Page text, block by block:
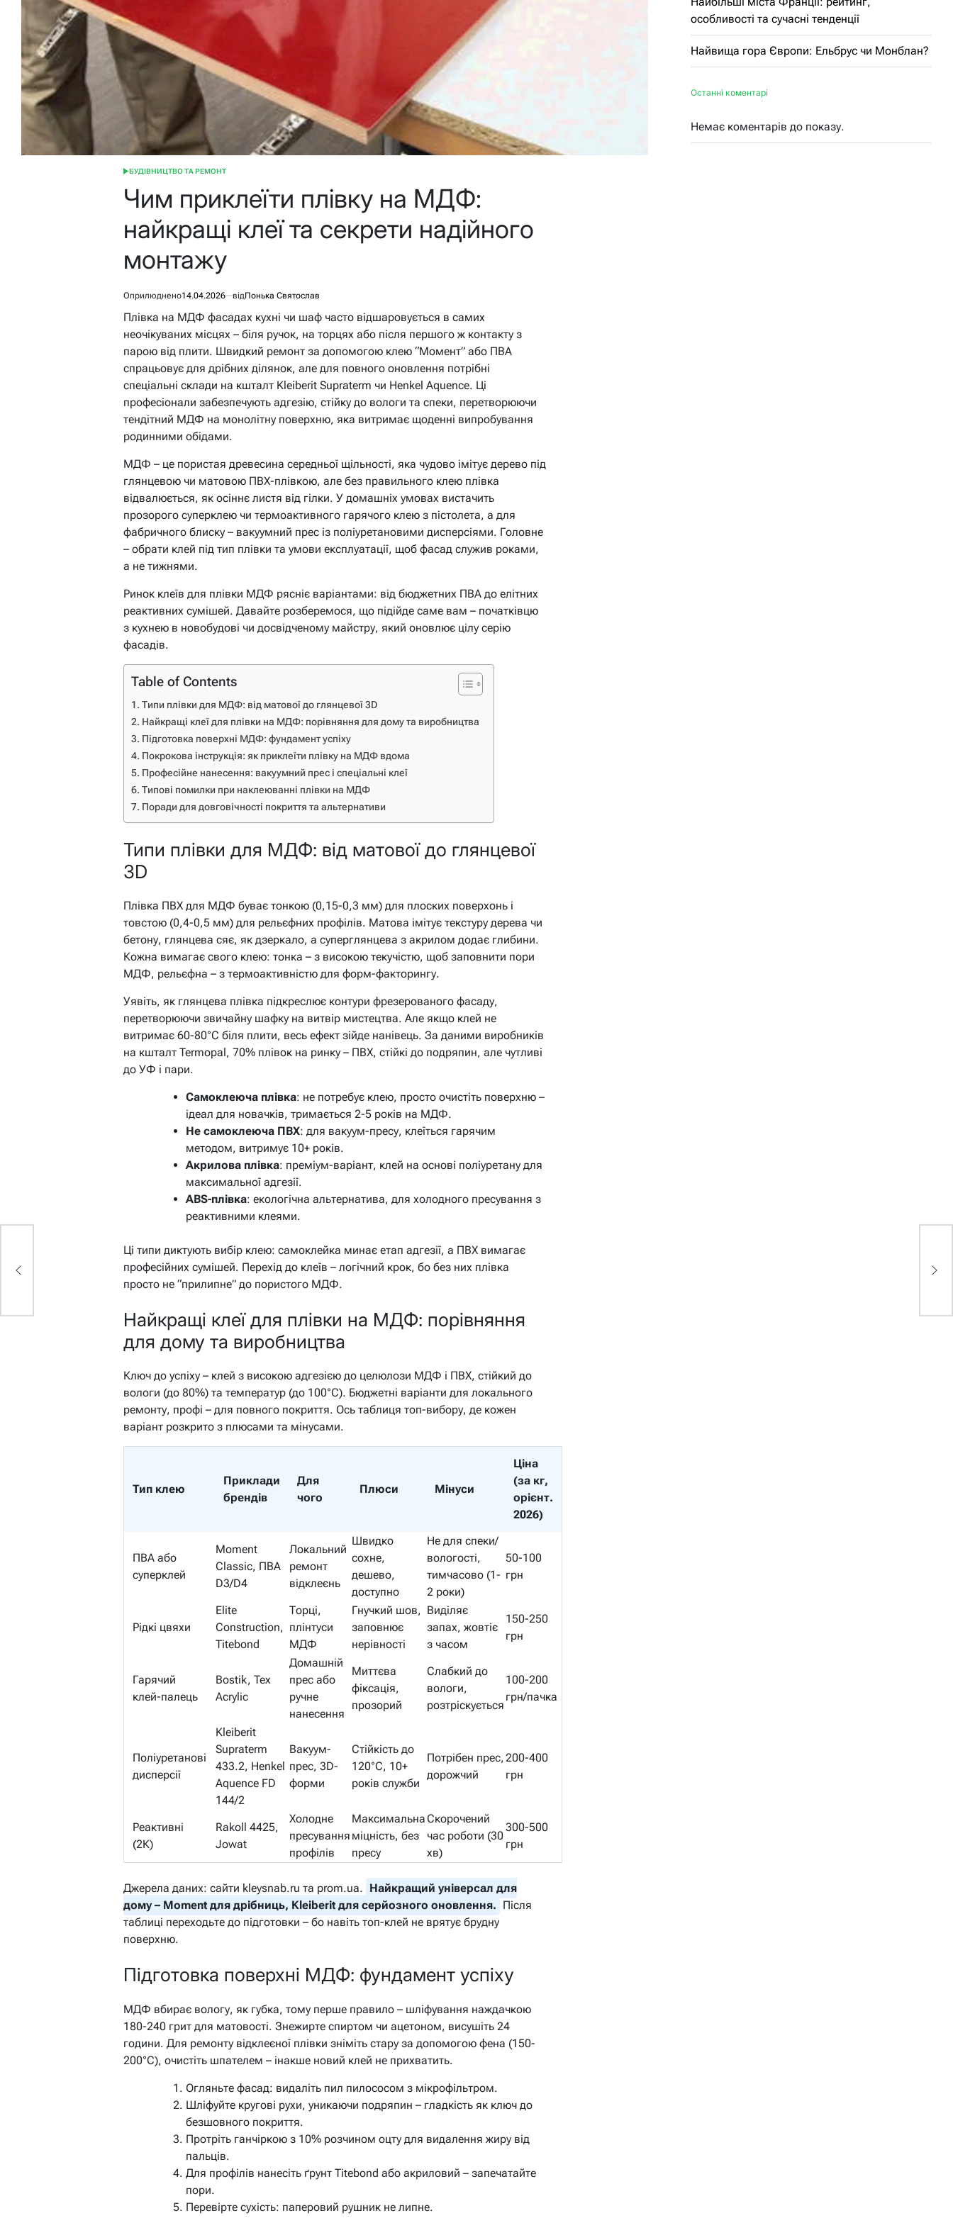
ОПУБЛІКУВАТИ
БУДІВНИЦТВО ТА РЕМОНТ
Чим приклеїти плівку на МДФ:
найкращі клеї та секрети надійного
монтажу
Оприлюднено14.04.2026 відПонька Святослав
Плівка на МДФ фасадах кухні чи шаф часто відшаровується в самих
неочікуваних місцях – біля ручок, на торцях або після першого ж контакту з
парою від плити. Швидкий ремонт за допомогою клею “Момент” або ПВА
спрацьовує для дрібних ділянок, але для повного оновлення потрібні
спеціальні склади на кшталт Kleiberit Supraterm чи Henkel Aquence. Ці
професіонали забезпечують адгезію, стійку до вологи та спеки, перетворюючи
тендітний МДФ на монолітну поверхню, яка витримає щоденні випробування
родинними обідами.
МДФ – це пористая древесина середньої щільності, яка чудово імітує дерево під
глянцевою чи матовою ПВХ-плівкою, але без правильного клею плівка
відвалюється, як осіннє листя від гілки. У домашніх умовах вистачить
прозорого суперклею чи термоактивного гарячого клею з пістолета, а для
фабричного блиску – вакуумний прес із поліуретановими дисперсіями. Головне
– обрати клей під тип плівки та умови експлуатації, щоб фасад служив роками,
а не тижнями.
Ринок клеїв для плівки МДФ рясніє варіантами: від бюджетних ПВА до елітних
реактивних сумішей. Давайте розберемося, що підійде саме вам – початківцю
з кухнею в новобудові чи досвідченому майстру, який оновлює цілу серію
фасадів.
Table of Contents
Типи плівки для МДФ: від матової до глянцевої 3D
Найкращі клеї для плівки на МДФ: порівняння для дому та виробництва
Підготовка поверхні МДФ: фундамент успіху
Покрокова інструкція: як приклеїти плівку на МДФ вдома
Професійне нанесення: вакуумний прес і спеціальні клеї
Типові помилки при наклеюванні плівки на МДФ
Поради для довговічності покриття та альтернативи
Типи плівки для МДФ: від матової до глянцевої
3D
Плівка ПВХ для МДФ буває тонкою (0,15-0,3 мм) для плоских поверхонь і
товстою (0,4-0,5 мм) для рельєфних профілів. Матова імітує текстуру дерева чи
бетону, глянцева сяє, як дзеркало, а суперглянцева з акрилом додає глибини.
Кожна вимагає свого клею: тонка – з високою текучістю, щоб заповнити пори
МДФ, рельєфна – з термоактивністю для форм-факторингу.
Уявіть, як глянцева плівка підкреслює контури фрезерованого фасаду,
перетворюючи звичайну шафку на витвір мистецтва. Але якщо клей не
витримає 60-80°C біля плити, весь ефект зійде нанівець. За даними виробників
на кшталт Termopal, 70% плівок на ринку – ПВХ, стійкі до подряпин, але чутливі
до УФ і пари.
Самоклеюча плівка: не потребує клею, просто очистіть поверхню –
ідеал для новачків, тримається 2-5 років на МДФ.
Не самоклеюча ПВХ: для вакуум-пресу, клеїться гарячим
методом, витримує 10+ років.
Акрилова плівка: преміум-варіант, клей на основі поліуретану для
максимальної адгезії.
ABS-плівка: екологічна альтернатива, для холодного пресування з
реактивними клеями.
Ці типи диктують вибір клею: самоклейка минає етап адгезії, а ПВХ вимагає
професійних сумішей. Перехід до клеїв – логічний крок, бо без них плівка
просто не “прилипне” до пористого МДФ.
Найкращі клеї для плівки на МДФ: порівняння
для дому та виробництва
Ключ до успіху – клей з високою адгезією до целюлози МДФ і ПВХ, стійкий до
вологи (до 80%) та температур (до 100°C). Бюджетні варіанти для локального
ремонту, профі – для повного покриття. Ось таблиця топ-вибору, де кожен
варіант розкрито з плюсами та мінусами.
Тип клею
Приклади
брендів
Для
чого
Плюси Мінуси
Ціна
(за кг,
орієнт.
2026)
ПВА або
суперклей
Moment
Classic, ПВА
D3/D4
Локальний
ремонт
відклеєнь
Швидко
сохне,
дешево,
доступно
Не для спеки/
вологості,
тимчасово (1-
2 роки)
50-100
грн
Рідкі цвяхи
Elite
Construction,
Titebond
Торці,
плінтуси
МДФ
Гнучкий шов,
заповнює
нерівності
Виділяє
запах, жовтіє
з часом
150-250
грн
Гарячий
клей-палець
Bostik, Tex
Acrylic
Домашній
прес або
ручне
нанесення
Миттєва
фіксація,
прозорий
Слабкий до
вологи,
розтріскується
100-200
грн/пачка
Поліуретанові
дисперсії
Kleiberit
Supraterm
433.2, Henkel
Aquence FD
144/2
Вакуум-
прес, 3D-
форми
Стійкість до
120°C, 10+
років служби
Потрібен прес,
дорожчий
200-400
грн
Реактивні
(2К)
Rakoll 4425,
Jowat
Холодне
пресування
профілів
Максимальна
міцність, без
пресу
Скорочений
час роботи (30
хв)
300-500
грн
Джерела даних: сайти kleysnab.ru та prom.ua. Найкращий універсал для
дому – Moment для дрібниць, Kleiberit для серйозного оновлення. Після
таблиці переходьте до підготовки – бо навіть топ-клей не врятує брудну
поверхню.
Підготовка поверхні МДФ: фундамент успіху
МДФ вбирає вологу, як губка, тому перше правило – шліфування наждачкою
180-240 грит для матовості. Знежирте спиртом чи ацетоном, висушіть 24
години. Для ремонту відклеєної плівки зніміть стару за допомогою фена (150-
200°C), очистіть шпателем – інакше новий клей не прихватить.
Огляньте фасад: видаліть пил пилососом з мікрофільтром.
Шліфуйте кругові рухи, уникаючи подряпин – гладкість як ключ до
безшовного покриття.
Протріть ганчіркою з 10% розчином оцту для видалення жиру від
пальців.
Для профілів нанесіть ґрунт Titebond або акриловий – запечатайте
пори.
Перевірте сухість: паперовий рушник не липне.
особливості та сучасні тенденції
Найвища гора Європи: Ельбрус чи Монблан?
Останні коментарі
Немає коментарів до показу.